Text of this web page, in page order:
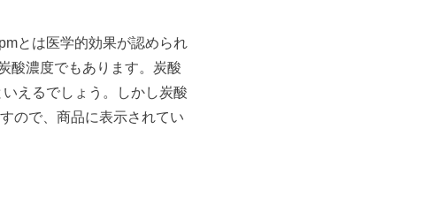
とは医学的効果が認められ
酸濃度でもあります。炭酸
えるでしょう。しかし炭酸
ので、商品に表示されてい